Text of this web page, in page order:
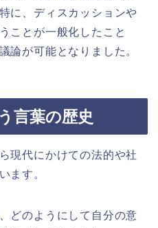
に、ディスカッションや
ことが一般化したこと
論が可能となりました。
言葉の歴史
現代にかけての法的や社
ます。
どのようにして自分の意